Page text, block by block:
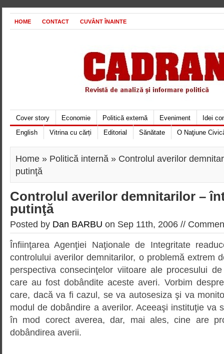
HOME CONTACT CUVÂNT ÎNAINTE
Cover story Economie Politică externă Eveniment
Idei
English
Vitrina cu cărți Editorial Sănătate O Naţiune
Home » Politică internă » Controlul averilor
putinţă
Controlul averilor demnitarilor –
putinţă
Posted by Dan BARBU on Sep 11th, 2006 //
Înfiinţarea Agenţiei Naţionale de Integritate
controlului averilor demnitarilor, o problemă extrem
perspectiva consecinţelor viitoare ale procesului
care au fost dobândite aceste averi. Vorbim
care, dacă va fi cazul, se va autosesiza şi va
modul de dobândire a averilor. Aceeaşi instituţie va
în mod corect averea, dar, mai ales, cine are
dobândirea averii.